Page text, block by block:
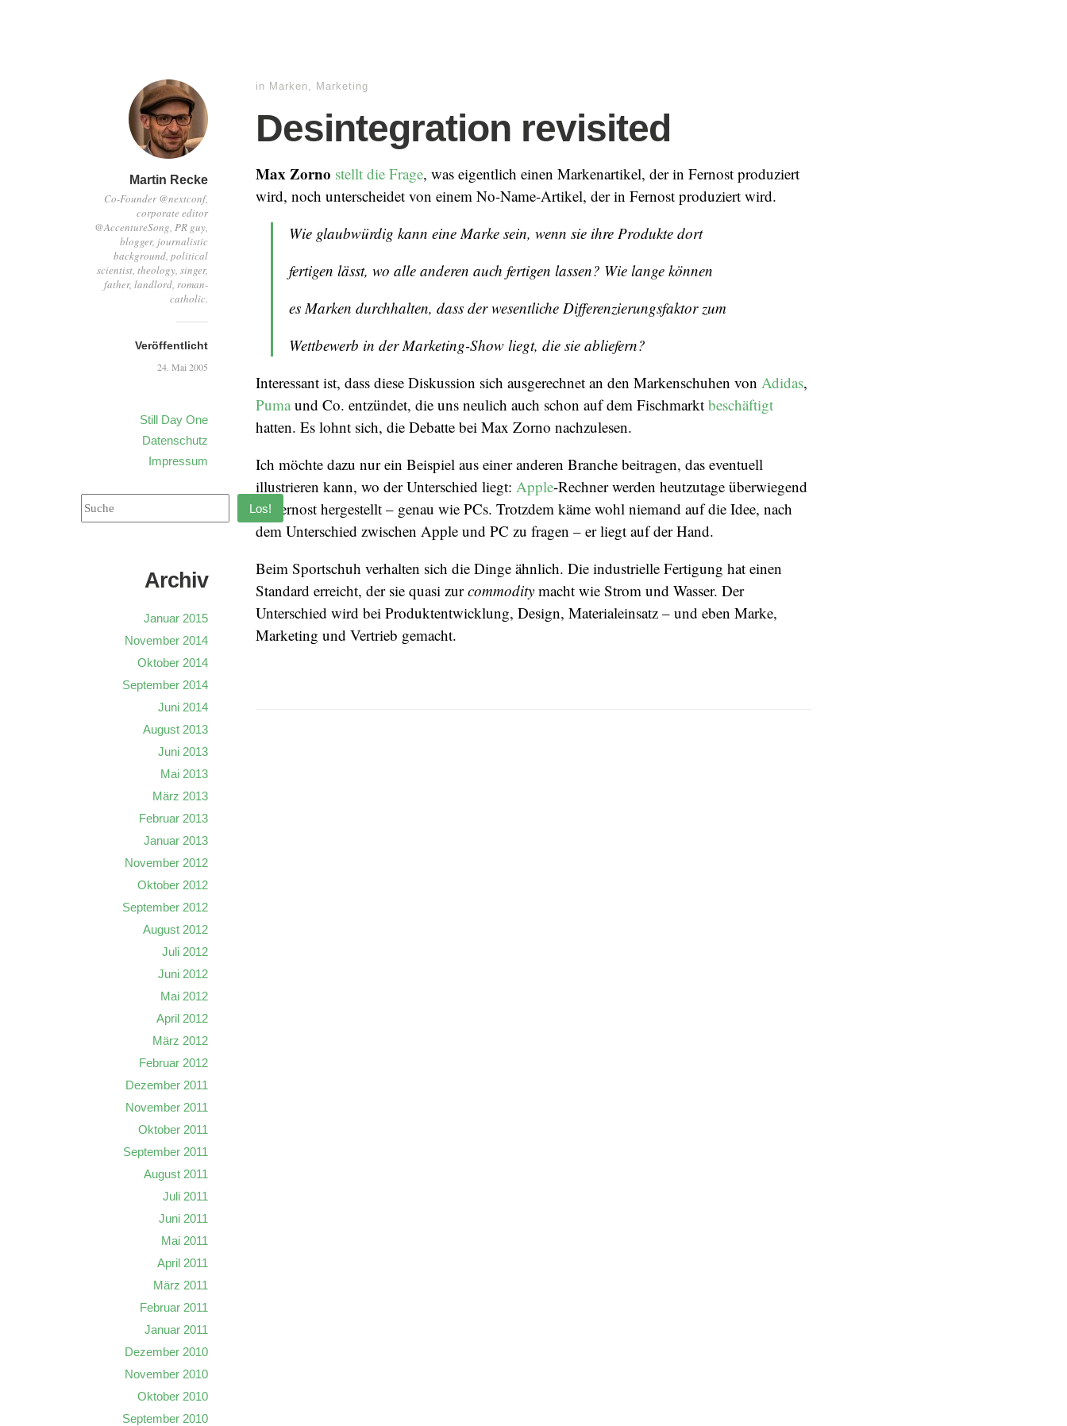
Martin Recke
Co-Founder @nextconf,
corporate editor
@AccentureSong, PR guy,
blogger, journalistic
background, political
scientist, theology, singer,
father, landlord, roman-
catholic.
Veröffentlicht
24. Mai 2005
Still Day One
Datenschutz
Impressum
in Marken, Marketing
Desintegration revisited
Max Zorno stellt die Frage, was eigentlich einen Markenartikel, der in Fernost produziert
wird, noch unterscheidet von einem No-Name-Artikel, der in Fernost produziert wird.
Wie glaubwürdig kann eine Marke sein, wenn sie ihre Produkte dort
fertigen lässt, wo alle anderen auch fertigen lassen? Wie lange können
es Marken durchhalten, dass der wesentliche Differenzierungsfaktor zum
Wettbewerb in der Marketing-Show liegt, die sie abliefern?
Interessant ist, dass diese Diskussion sich ausgerechnet an den Markenschuhen von Adidas,
Puma und Co. entzündet, die uns neulich auch schon auf dem Fischmarkt beschäftigt
hatten. Es lohnt sich, die Debatte bei Max Zorno nachzulesen.
Ich möchte dazu nur ein Beispiel aus einer anderen Branche beitragen, das eventuell
illustrieren kann, wo der Unterschied liegt: Apple-Rechner werden heutzutage überwiegend
in Fernost hergestellt – genau wie PCs. Trotzdem käme wohl niemand auf die Idee, nach
dem Unterschied zwischen Apple und PC zu fragen – er liegt auf der Hand.
Beim Sportschuh verhalten sich die Dinge ähnlich. Die industrielle Fertigung hat einen
Standard erreicht, der sie quasi zurcommodity macht wie Strom und Wasser. Der
Unterschied wird bei Produktentwicklung, Design, Materialeinsatz – und eben Marke,
Marketing und Vertrieb gemacht.
Los!
Archiv
Januar 2015
November 2014
Oktober 2014
September 2014
Juni 2014
August 2013
Juni 2013
Mai 2013
März 2013
Februar 2013
Januar 2013
November 2012
Oktober 2012
September 2012
August 2012
Juli 2012
Juni 2012
Mai 2012
April 2012
März 2012
Februar 2012
Dezember 2011
November 2011
Oktober 2011
September 2011
August 2011
Juli 2011
Juni 2011
Mai 2011
April 2011
März 2011
Februar 2011
Januar 2011
Dezember 2010
November 2010
Oktober 2010
September 2010